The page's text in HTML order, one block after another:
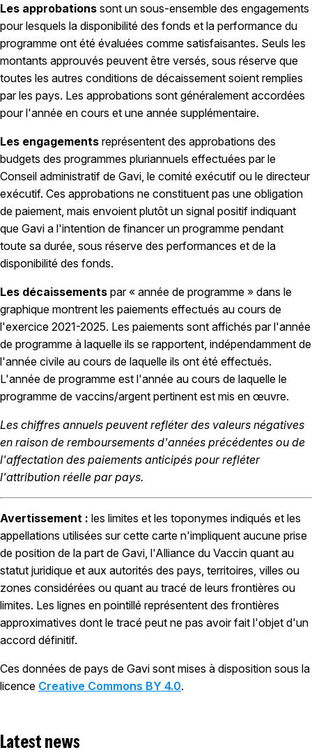
Les approbations sont un sous-ensemble des engagements
pour lesquels la disponibilité des fonds et la performance du
programme ont été évaluées comme satisfaisantes. Seuls les
montants approuvés peuvent être versés, sous réserve que
toutes les autres conditions de décaissement soient remplies
par les pays. Les approbations sont généralement accordées
pour l'année en cours et une année supplémentaire.
Les engagements représentent des approbations des
budgets des programmes pluriannuels effectuées par le
Conseil administratif de Gavi, le comité exécutif ou le directeur
exécutif. Ces approbations ne constituent pas une obligation
de paiement, mais envoient plutôt un signal positif indiquant
que Gavi a l'intention de financer un programme pendant
toute sa durée, sous réserve des performances et de la
disponibilité des fonds.
Les décaissements par « année de programme » dans le
graphique montrent les paiements effectués au cours de
l'exercice 2021-2025. Les paiements sont affichés par l'année
de programme à laquelle ils se rapportent, indépendamment de
l'année civile au cours de laquelle ils ont été effectués.
L'année de programme est l'année au cours de laquelle le
programme de vaccins/argent pertinent est mis en œuvre.
Les chiffres annuels peuvent refléter des valeurs négatives
en raison de remboursements d'années précédentes ou de
l'affectation des paiements anticipés pour refléter
l'attribution réelle par pays.
Avertissement : les limites et les toponymes indiqués et les
appellations utilisées sur cette carte n'impliquent aucune prise
de position de la part de Gavi, l'Alliance du Vaccin quant au
statut juridique et aux autorités des pays, territoires, villes ou
zones considérées ou quant au tracé de leurs frontières ou
limites. Les lignes en pointillé représentent des frontières
approximatives dont le tracé peut ne pas avoir fait l'objet d'un
accord définitif.
Ces données de pays de Gavi sont mises à disposition sous la
licence Creative Commons BY 4.0.
Latest news